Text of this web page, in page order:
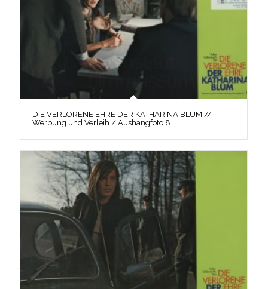
DIE VERLORENE EHRE DER KATHARINA BLUM //
Werbung und Verleih / Aushangfoto 8